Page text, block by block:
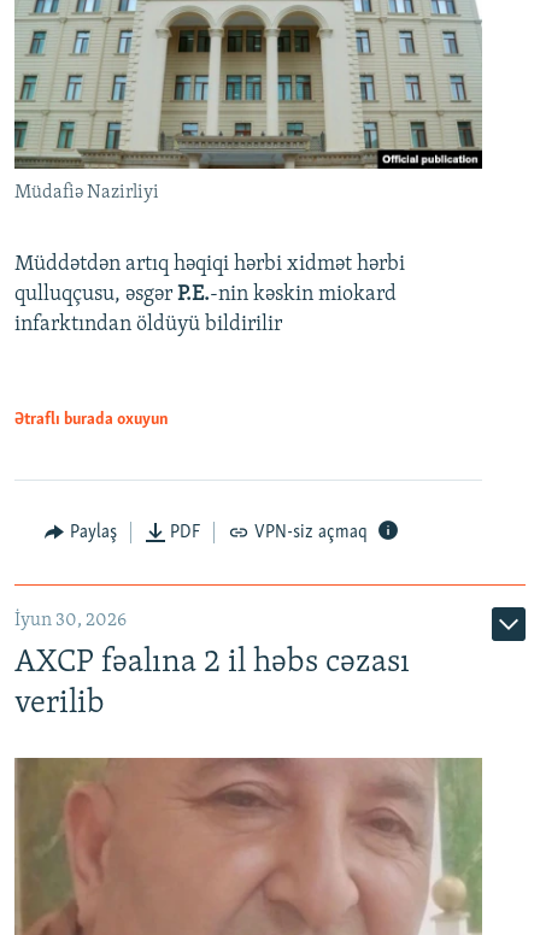
Müdafiə Nazirliyi
Müddətdən artıq həqiqi hərbi xidmət hərbi
qulluqçusu, əsgər P.E.-nin kəskin miokard
infarktından öldüyü bildirilir
Ətraflı burada oxuyun
Paylaş PDF VPN-siz açmaq
İyun 30, 2026
AXCP fəalına 2 il həbs cəzası
verilib